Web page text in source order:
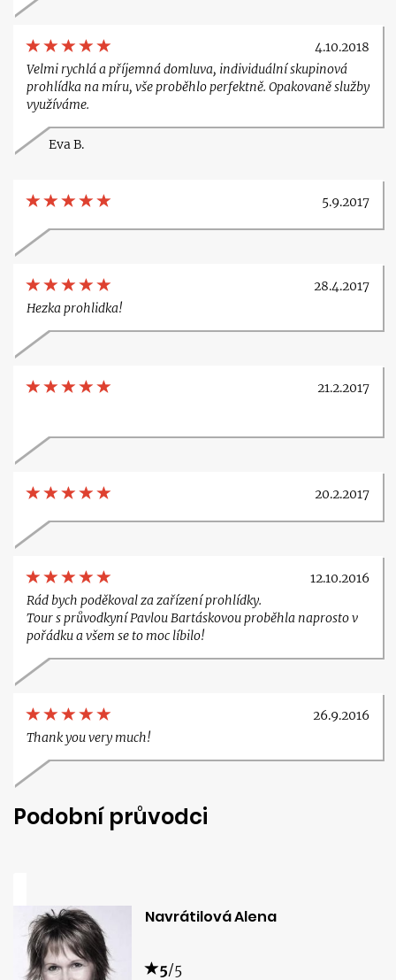
4.10.2018
Velmi rychlá a příjemná domluva, individuální skupinová
prohlídka na míru, vše proběhlo perfektně. Opakovaně služby
využíváme.
Eva B.
5.9.2017
28.4.2017
Hezka prohlidka!
21.2.2017
20.2.2017
12.10.2016
Rád bych poděkoval za zařízení prohlídky.
Tour s průvodkyní Pavlou Bartáskovou proběhla naprosto v
pořádku a všem se to moc líbilo!
26.9.2016
Thank you very much!
Podobní průvodci
Navrátilová Alena
5/5